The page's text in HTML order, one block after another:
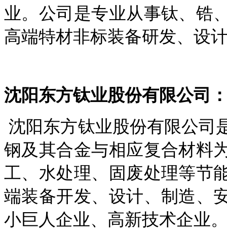
业。公司是专业从事钛、锆
高端特材非标装备研发、设
沈阳东方钛业股份有限公司
沈阳东方钛业股份有限公司
钢及其合金与相应复合材料
工、水处理、固废处理等节
端装备开发、设计、制造、
小巨人企业、高新技术企业